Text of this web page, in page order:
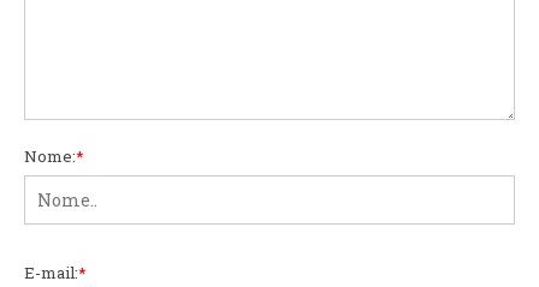
Nome:*
E-mail:*